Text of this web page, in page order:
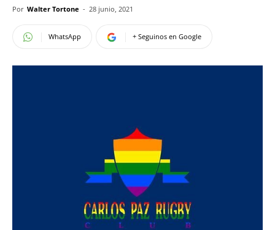
Por Walter Tortone - 28 junio, 2021
WhatsApp + Seguinos en Google